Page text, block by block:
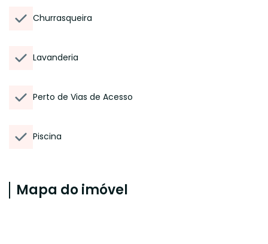
Churrasqueira
Lavanderia
Perto de Vias de Acesso
Piscina
Mapa do imóvel